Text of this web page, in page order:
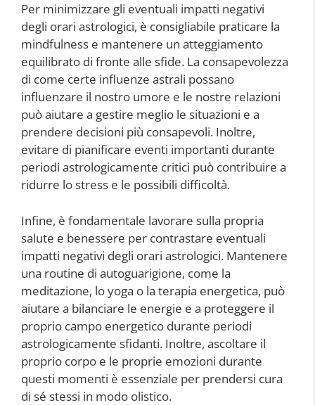
Per minimizzare gli eventuali impatti negativi
degli orari astrologici, è consigliabile praticare la
mindfulness e mantenere un atteggiamento
equilibrato di fronte alle sfide. La consapevolezza
di come certe influenze astrali possano
influenzare il nostro umore e le nostre relazioni
può aiutare a gestire meglio le situazioni e a
prendere decisioni più consapevoli. Inoltre,
evitare di pianificare eventi importanti durante
periodi astrologicamente critici può contribuire a
ridurre lo stress e le possibili difficoltà.
Infine, è fondamentale lavorare sulla propria
salute e benessere per contrastare eventuali
impatti negativi degli orari astrologici. Mantenere
una routine di autoguarigione, come la
meditazione, lo yoga o la terapia energetica, può
aiutare a bilanciare le energie e a proteggere il
proprio campo energetico durante periodi
astrologicamente sfidanti. Inoltre, ascoltare il
proprio corpo e le proprie emozioni durante
questi momenti è essenziale per prendersi cura
di sé stessi in modo olistico.